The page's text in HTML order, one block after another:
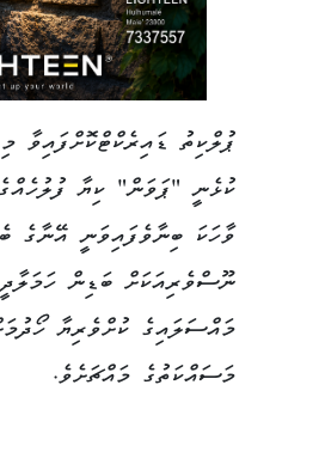
ޕުލްކިތު ޑައިރެކްޓްކޮށްފައިވާ
ކުޅެނީ "ޕަވަން" ކިޔާ
ވާހަކަ ބިނާވެފައިވަނީ އޭނާގެ
ނޫސްވެރިއަކަށް ބަޑިން
މައްސަލައިގެ ކުށްވެރިޔާ
މަސައްކަތުގެ މައްޗަށެވެ.